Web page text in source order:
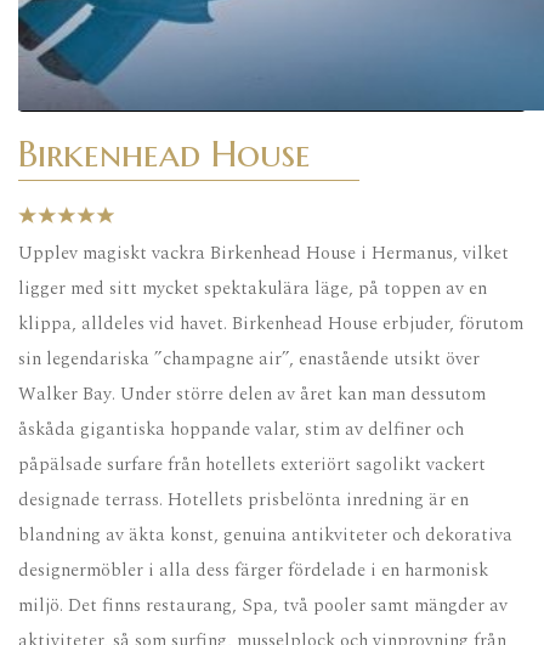
Birkenhead House
Upplev magiskt vackra Birkenhead House i Hermanus, vilket
ligger med sitt mycket spektakulära läge, på toppen av en
klippa, alldeles vid havet. Birkenhead House erbjuder, förutom
sin legendariska ”champagne air”, enastående utsikt över
Walker Bay. Under större delen av året kan man dessutom
åskåda gigantiska hoppande valar, stim av delfiner och
påpälsade surfare från hotellets exteriört sagolikt vackert
designade terrass. Hotellets prisbelönta inredning är en
blandning av äkta konst, genuina antikviteter och dekorativa
designermöbler i alla dess färger fördelade i en harmonisk
miljö. Det finns restaurang, Spa, två pooler samt mängder av